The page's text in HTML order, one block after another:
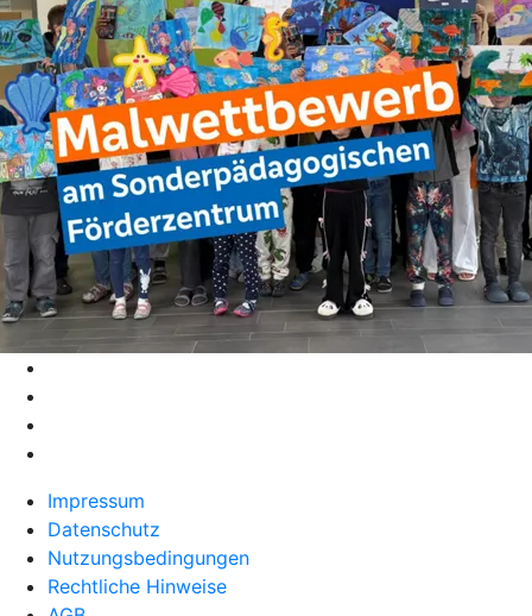
Impressum
Datenschutz
Nutzungsbedingungen
Rechtliche Hinweise